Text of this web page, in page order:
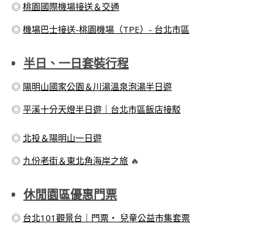
◎ 桃園國際機場接送＆交通
◎ 機場巴士接送-桃園機場（TPE）- 台北市區
半日、一日套裝行程
◎ 陽明山國家公園＆川湯溫泉泡湯半日遊
◎ 平溪十分天燈半日遊｜台北市區飯店接駁
◎ 北投＆陽明山一日遊
◎ 九份老街＆東北角海岸之旅 🔥
休閒園區優惠門票
◎ 台北101觀景台｜門票・ 兒童公益市集套票